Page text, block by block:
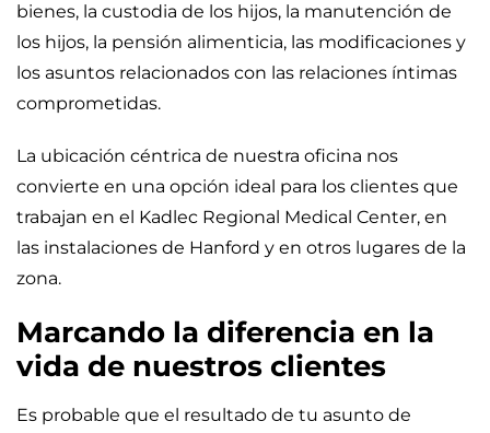
bienes, la custodia de los hijos, la manutención de
los hijos, la pensión alimenticia, las modificaciones y
los asuntos relacionados con las relaciones íntimas
comprometidas.
La ubicación céntrica de nuestra oficina nos
convierte en una opción ideal para los clientes que
trabajan en el Kadlec Regional Medical Center, en
las instalaciones de Hanford y en otros lugares de la
zona.
Marcando la diferencia en la
vida de nuestros clientes
Es probable que el resultado de tu asunto de